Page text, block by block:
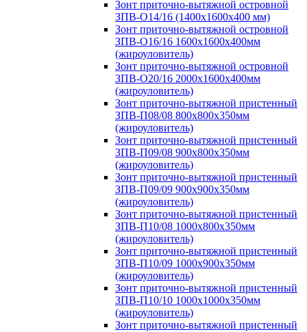
Зонт приточно-вытяжной островной
ЗПВ-О14/16 (1400х1600х400 мм)
Зонт приточно-вытяжной островной
ЗПВ-О16/16 1600х1600х400мм
(жироуловитель)
Зонт приточно-вытяжной островной
ЗПВ-О20/16 2000х1600х400мм
(жироуловитель)
Зонт приточно-вытяжной пристенный
ЗПВ-П08/08 800х800х350мм
(жироуловитель)
Зонт приточно-вытяжной пристенный
ЗПВ-П09/08 900х800х350мм
(жироуловитель)
Зонт приточно-вытяжной пристенный
ЗПВ-П09/09 900х900х350мм
(жироуловитель)
Зонт приточно-вытяжной пристенный
ЗПВ-П10/08 1000х800х350мм
(жироуловитель)
Зонт приточно-вытяжной пристенный
ЗПВ-П10/09 1000х900х350мм
(жироуловитель)
Зонт приточно-вытяжной пристенный
ЗПВ-П10/10 1000х1000х350мм
(жироуловитель)
Зонт приточно-вытяжной пристенный